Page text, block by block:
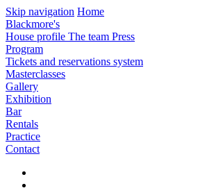
Skip navigation Home
Blackmore's
House profile The team Press
Program
Tickets and reservations system
Masterclasses
Gallery
Exhibition
Bar
Rentals
Practice
Contact